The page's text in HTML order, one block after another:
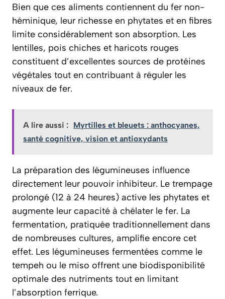
Bien que ces aliments contiennent du fer non-
héminique, leur richesse en phytates et en fibres
limite considérablement son absorption. Les
lentilles, pois chiches et haricots rouges
constituent d’excellentes sources de protéines
végétales tout en contribuant à réguler les
niveaux de fer.
A lire aussi : Myrtilles et bleuets : anthocyanes,
santé cognitive, vision et antioxydants
La préparation des légumineuses influence
directement leur pouvoir inhibiteur. Le trempage
prolongé (12 à 24 heures) active les phytates et
augmente leur capacité à chélater le fer. La
fermentation, pratiquée traditionnellement dans
de nombreuses cultures, amplifie encore cet
effet. Les légumineuses fermentées comme le
tempeh ou le miso offrent une biodisponibilité
optimale des nutriments tout en limitant
l’absorption ferrique.